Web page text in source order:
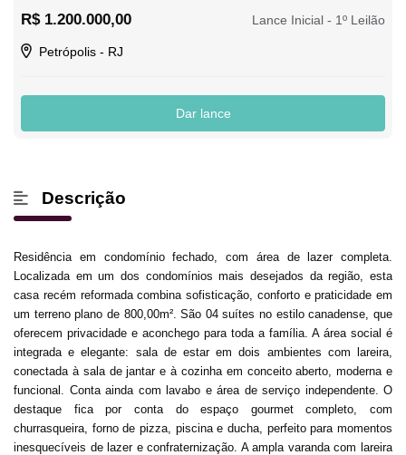
Descrição
Residência em condomínio fechado, com área de lazer completa.
Localizada em um dos condomínios mais desejados da região, esta
casa recém reformada combina sofisticação, conforto e praticidade em
um terreno plano de 800,00m². São 04 suítes no estilo canadense, que
oferecem privacidade e aconchego para toda a família. A área social é
integrada e elegante: sala de estar em dois ambientes com lareira,
conectada à sala de jantar e à cozinha em conceito aberto, moderna e
funcional. Conta ainda com lavabo e área de serviço independente. O
destaque fica por conta do espaço gourmet completo, com
churrasqueira, forno de pizza, piscina e ducha, perfeito para momentos
inesquecíveis de lazer e confraternização. A ampla varanda com lareira
R$ 1.200.000,00 Lance Inicial - 1º Leilão
Petrópolis - RJ
Dar lance